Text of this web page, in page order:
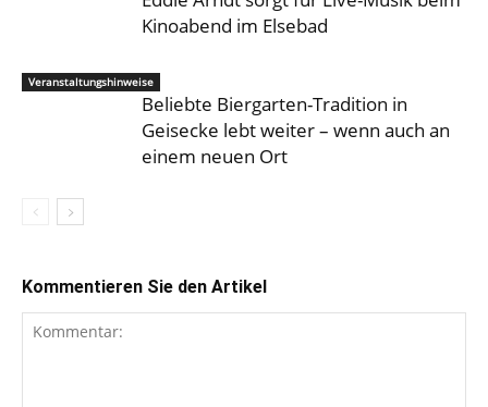
Kinoabend im Elsebad
Veranstaltungshinweise
Beliebte Biergarten-Tradition in
Geisecke lebt weiter – wenn auch an
einem neuen Ort
Kommentieren Sie den Artikel